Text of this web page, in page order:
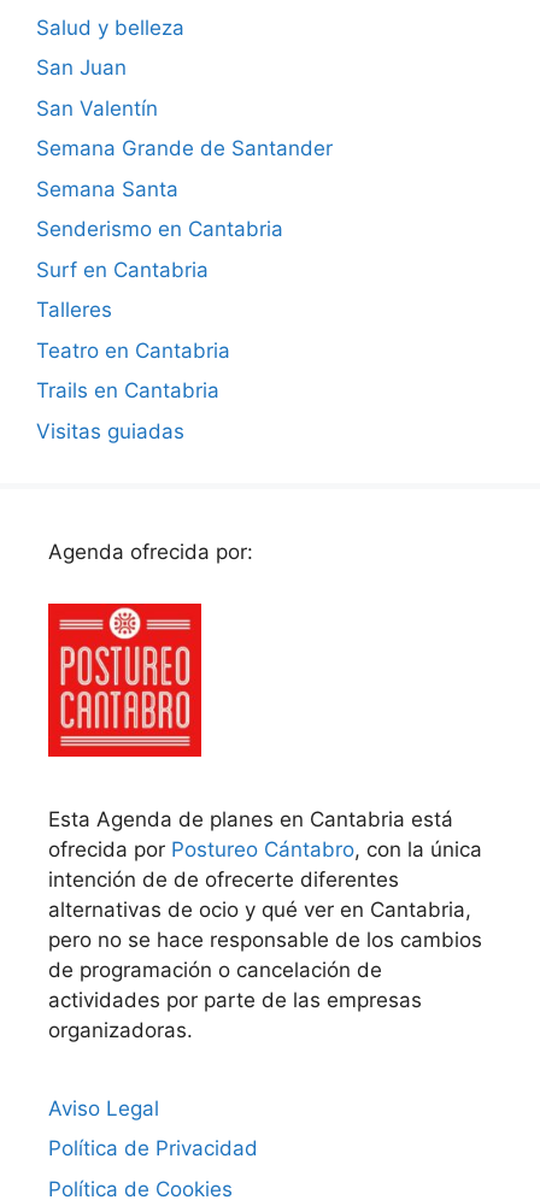
Salud y belleza
San Juan
San Valentín
Semana Grande de Santander
Semana Santa
Senderismo en Cantabria
Surf en Cantabria
Talleres
Teatro en Cantabria
Trails en Cantabria
Visitas guiadas
Agenda ofrecida por:
Esta Agenda de planes en Cantabria está
ofrecida por Postureo Cántabro, con la única
intención de de ofrecerte diferentes
alternativas de ocio y qué ver en Cantabria,
pero no se hace responsable de los cambios
de programación o cancelación de
actividades por parte de las empresas
organizadoras.
Aviso Legal
Política de Privacidad
Política de Cookies